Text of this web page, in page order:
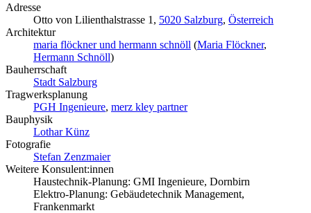
Adresse
Otto von Lilienthalstrasse 1, 5020 Salzburg, Österreich
Architektur
maria flöckner und hermann schnöll (Maria Flöckner,
Hermann Schnöll)
Bauherrschaft
Stadt Salzburg
Tragwerksplanung
PGH Ingenieure, merz kley partner
Bauphysik
Lothar Künz
Fotografie
Stefan Zenzmaier
Weitere Konsulent:innen
Haustechnik-Planung: GMI Ingenieure, Dornbirn
Elektro-Planung: Gebäudetechnik Management,
Frankenmarkt